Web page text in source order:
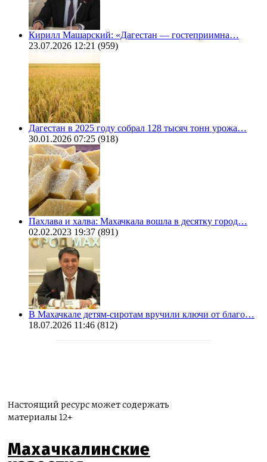
Кирилл Машарский: «Дагестан — гостеприимна…
23.07.2026 12:21 (959)
Дагестан в 2025 году собрал 128 тысяч тонн урожа…
30.01.2026 07:25 (918)
Пахлава и халва: Махачкала вошла в десятку город…
02.02.2023 19:37 (891)
В Махачкале детям-сиротам вручили ключи от благо…
18.07.2026 11:46 (812)
Настоящий ресурс может содержать
материалы 12+
Махачкалинские